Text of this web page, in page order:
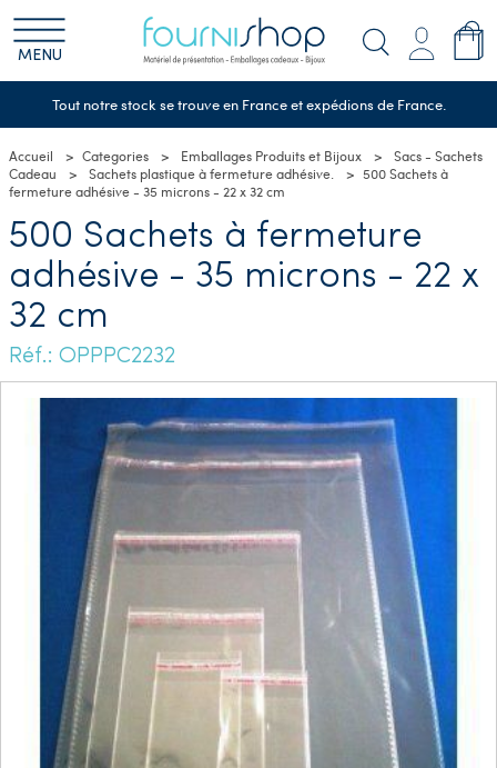
MENU
Tout notre stock se trouve en France et expédions de France.
Accueil Categories Emballages Produits et Bijoux
Sacs - Sachets
Cadeau
Sachets plastique à fermeture adhésive.
500 Sachets à
fermeture adhésive - 35 microns - 22 x 32 cm
500 Sachets à fermeture
adhésive - 35 microns - 22 x
32 cm
Réf.: OPPPC2232